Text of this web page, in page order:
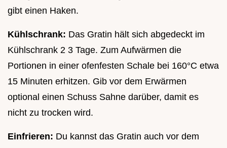
gibt einen Haken.
Kühlschrank: Das Gratin hält sich abgedeckt im
Kühlschrank 2 3 Tage. Zum Aufwärmen die
Portionen in einer ofenfesten Schale bei 160°C etwa
15 Minuten erhitzen. Gib vor dem Erwärmen
optional einen Schuss Sahne darüber, damit es
nicht zu trocken wird.
Einfrieren: Du kannst das Gratin auch vor dem